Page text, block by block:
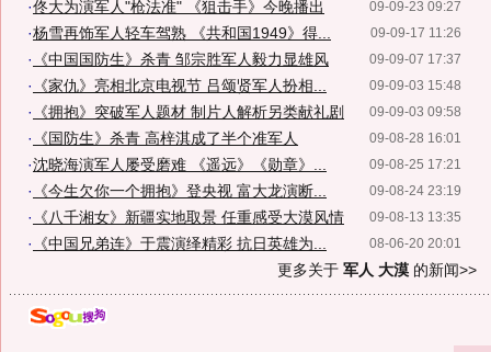
09-09-23 09:27
·佟大为演军人"枪法准" 《狙击手》今晚播出
09-09-17 11:26
·杨雪再饰军人轻车驾熟 《共和国1949》得...
09-09-07 17:37
· 《中国国防生》杀青 邹宗胜军人毅力显雄风
09-09-03 15:48
· 《家仇》亮相北京电视节 吕颂贤军人扮相...
09-09-03 09:58
· 《拥抱》突破军人题材 制片人解析另类献礼剧
09-08-28 16:01
· 《国防生》杀青 高梓淇成了半个准军人
09-08-25 17:21
·沈晓海演军人屡受磨难 《遥远》《勋章》...
09-08-24 23:19
· 《今生欠你一个拥抱》登央视 富大龙演断...
09-08-13 13:35
· 《八千湘女》新疆实地取景 任重感受大漠风情
08-06-20 20:01
·
《中国兄弟连》于震演绎精彩 抗日英雄为...
更多关于 军人 大漠 的新闻>>